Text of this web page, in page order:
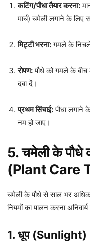
कटिंग/पौधा तैयार करना:
मार्च) चमेली लगाने के
मिट्टी भरना:गमले के
रोपण:पौधे को गमले के बीच
दबा दें।
प्रथम सिंचाई:पौधा लगाने के
नम हो जाए।
5. चमेली के
(Plant Care
चमेली के पौधे से साल भर
नियमों का पालन करना अनिवार्य
1. धूप (Sunlight)